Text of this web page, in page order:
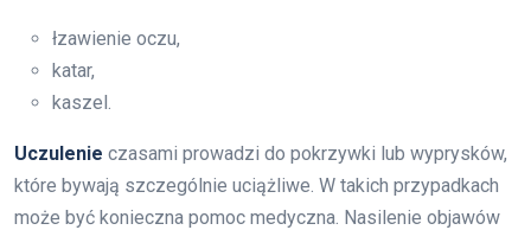
łzawienie oczu,
katar,
kaszel.
Uczulenie czasami prowadzi do pokrzywki lub wyprysków,
które bywają szczególnie uciążliwe. W takich przypadkach
może być konieczna pomoc medyczna. Nasilenie objawów